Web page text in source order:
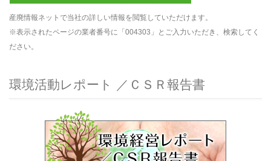
産廃情報ネットで当社の詳しい情報を閲覧していただけます。
※表示されたページの業者番号に「004303」とご入力いただき、検索してく
ださい。
環境活動レポート ／ＣＳＲ報告書